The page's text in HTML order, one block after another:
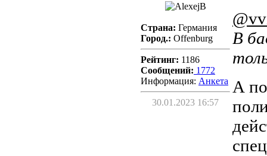
Страна: Германия
Город.: Offenburg
Рейтинг: 1186
Сообщений: 1772
Информация: Aнкета
30.01.2023 16:57
В
А